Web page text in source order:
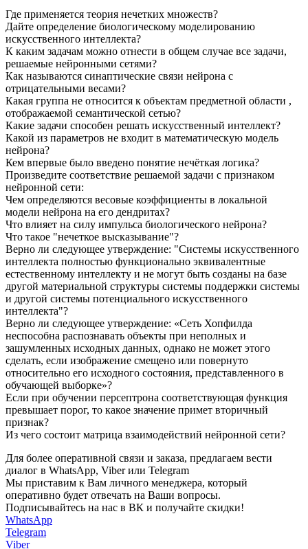
Где применяется теория нечетких множеств?
Дайте определение биологическому моделированию
искусственного интеллекта?
К каким задачам можно отнести в общем случае все задачи,
решаемые нейронными сетями?
Как называются синаптические связи нейрона с
отрицательными весами?
Какая группа не относится к объектам предметной области ,
отображаемой семантической сетью?
Какие задачи способен решать искусственный интеллект?
Какой из параметров не входит в математическую модель
нейрона?
Кем впервые было введено понятие нечёткая логика?
Произведите соответствие решаемой задачи с признаком
нейронной сети:
Чем определяются весовые коэффициенты в локальной
модели нейрона на его дендритах?
Что влияет на силу импульса биологического нейрона?
Что такое "нечеткое высказывание"?
Верно ли следующее утверждение: "Системы искусственного
интеллекта полностью функционально эквивалентные
естественному интеллекту и не могут быть созданы на базе
другой материальной структуры системы поддержки системы
и другой системы потенциального искусственного
интеллекта"?
Верно ли следующее утверждение: «Сеть Хопфилда
неспособна распознавать объекты при неполных и
зашумленных исходных данных, однако не может этого
сделать, если изображение смещено или повернуто
относительно его исходного состояния, представленного в
обучающей выборке»?
Если при обучении персептрона соответствующая функция
превышает порог, то какое значение примет вторичный
признак?
Из чего состоит матрица взаимодействий нейронной сети?
Для более оперативной связи и заказа, предлагаем вести
диалог в WhatsApp, Viber или Telegram
Мы приставим к Вам личного менеджера, который
оперативно будет отвечать на Ваши вопросы.
Подписывайтесь на нас в ВК и получайте скидки!
WhatsApp
Telegram
Viber